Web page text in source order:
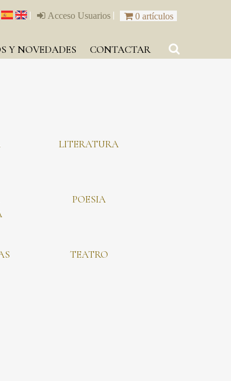
0 artículos
Acceso Usuarios |
|
Y NOVEDADES CONTACTAR
LITERATURA
POESIA
TEATRO